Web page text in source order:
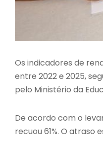
Os indicadores de
entre 2022 e 2025,
pelo Ministério da
De acordo com o
recuou 61%. O atraso